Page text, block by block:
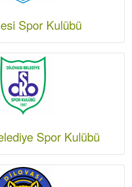
Spor Kulübü
Spor Kulübü